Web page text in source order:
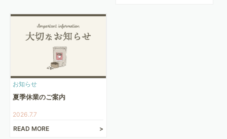
お知らせ
夏季休業のご案内
2026.7.7
READ MORE